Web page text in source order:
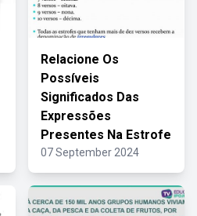
Relacione Os
Possíveis
Significados Das
Expressões
Presentes Na Estrofe
07 September 2024